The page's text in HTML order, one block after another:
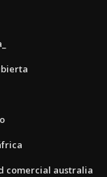
comercial australia